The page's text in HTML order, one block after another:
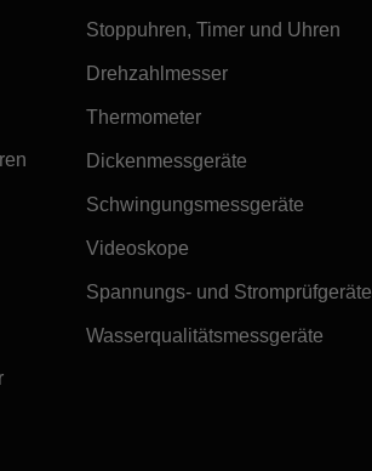
Stoppuhren, Timer und Uhren
Drehzahlmesser
Thermometer
Dickenmessgeräte
Schwingungsmessgeräte
Videoskope
Spannungs- und Stromprüfgeräte
Wasserqualitätsmessgeräte